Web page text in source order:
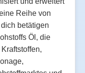
Reihe von
betätigen
Öl, die